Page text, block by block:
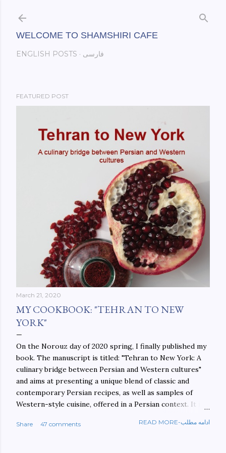
WELCOME TO SHAMSHIRI CAFE
ENGLISH POSTS فارسی
FEATURED POST
March 21, 2020
MY COOKBOOK: "TEHRAN TO NEW
YORK"
On the Norouz day of 2020 spring, I finally published my
book. The manuscript is titled: "Tehran to New York: A
culinary bridge between Persian and Western cultures"
and aims at presenting a unique blend of classic and
contemporary Persian recipes, as well as samples of
Western-style cuisine, offered in a Persian context. It is
walls. This book aims at constructing a bridge between
Share 47 comments READ MORE-ادامه مطلب